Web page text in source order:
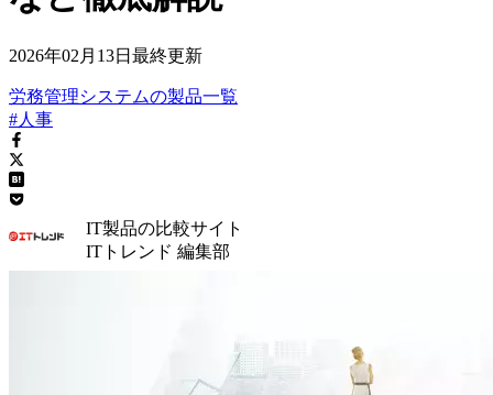
2026年02月13日 最終更新
労務管理システムの製品一覧
#人事
IT製品の比較サイト
ITトレンド 編集部